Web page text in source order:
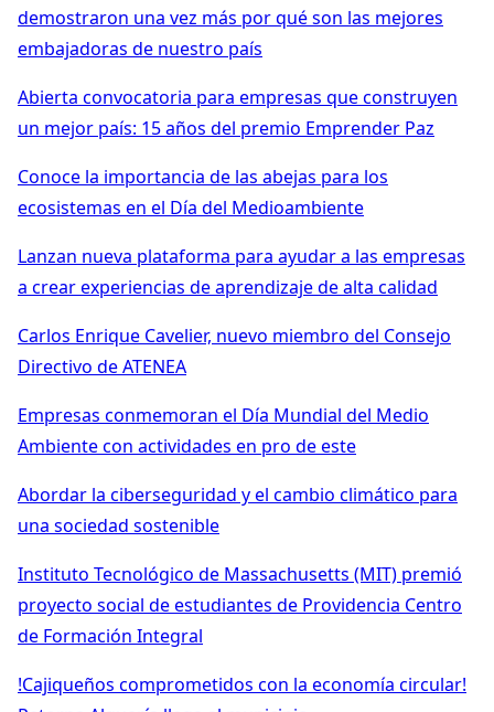
demostraron una vez más por qué son las mejores
embajadoras de nuestro país
Abierta convocatoria para empresas que construyen
un mejor país: 15 años del premio Emprender Paz
Conoce la importancia de las abejas para los
ecosistemas en el Día del Medioambiente
Lanzan nueva plataforma para ayudar a las empresas
a crear experiencias de aprendizaje de alta calidad
Carlos Enrique Cavelier, nuevo miembro del Consejo
Directivo de ATENEA
Empresas conmemoran el Día Mundial del Medio
Ambiente con actividades en pro de este
Abordar la ciberseguridad y el cambio climático para
una sociedad sostenible
Instituto Tecnológico de Massachusetts (MIT) premió
proyecto social de estudiantes de Providencia Centro
de Formación Integral
!Cajiqueños comprometidos con la economía circular!